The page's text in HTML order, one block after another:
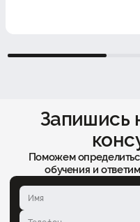
1
Запишись
Поможем
обучения и